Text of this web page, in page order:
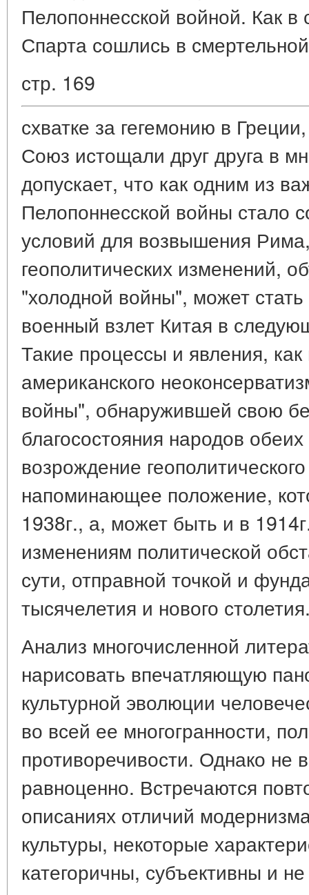
Пелопоннесской войной. Как
Спарта сошлись в смертельной
стр. 169
схватке за гегемонию в
Союз истощали друг друга в
допускает, что как одним из
Пелопоннесской войны стало
условий для возвышения Рима,
геополитических изменений,
"холодной войны", может
военный взлет Китая в
Такие процессы и явления, как
американского
войны", обнаружившей свою
благосостояния народов
возрождение
напоминающее положение,
1938г., а, может быть и в
изменениям политической
сути, отправной точкой и
тысячелетия и нового
Анализ многочисленной
нарисовать впечатляющую
культурной эволюции
во всей ее многогранности,
противоречивости. Однако не
равноценно. Встречаются
описаниях отличий
культуры, некоторые
категоричны, субъективны и